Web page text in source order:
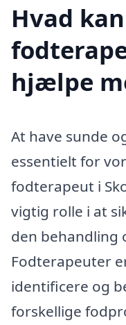
Hvad
hjælpe
At have sunde
essentielt for
fodterapeut i
vigtig rolle i at
den behandling
Fodterapeuter
identificere og
forskellige